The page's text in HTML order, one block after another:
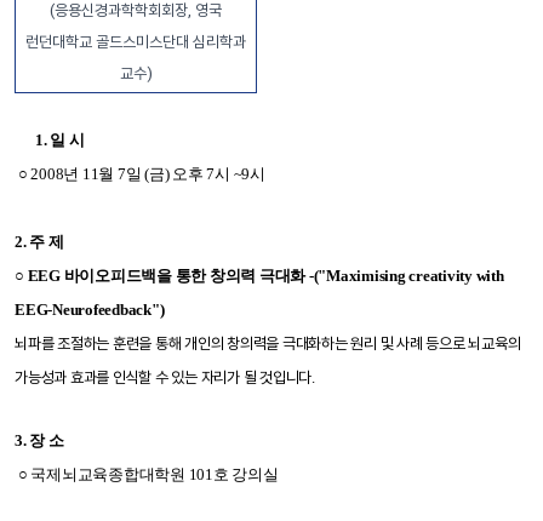
(응용신경과학학회회장, 영국
런던대학교 골드스미스단대 심리학과
교수)
1. 일 시
○ 2008년 11월 7일 (금) 오후 7시 ~9시
2. 주 제
○ EEG 바이오피드백을통한 창의력 극대화-("Maximising creativity with
EEG-Neurofeedback")
뇌파를조절하는 훈련을 통해 개인의 창의력을 극대화하는원리 및사례 등으로뇌교육의
가능성과 효과를 인식할 수 있는 자리가 될 것입니다.
3. 장 소
○ 국제뇌교육종합대학원 101호 강의실